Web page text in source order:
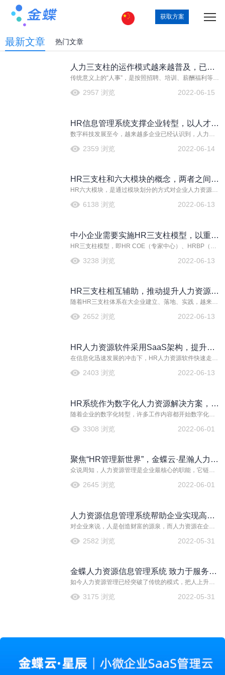
获取方案
最新文章 热门文章
人力三支柱的运作模式越来越普及，已成
为潮流
传统意义上的“人事”，是按照招聘、培训、薪酬福利等职
业务，企业中层员工难以获得人力资源从业者的支持，
转型与变革势在必行。于是，致力人力资源变革的戴夫·
尤里奇提出了人力资源部门变革的人力三支柱的概念。
2022-06-15
2957 浏览
HR信息管理系统支撑企业转型，以人才治
理迎接未来挑战
数字科技发展至今，越来越多企业已经认识到，人力资
大潮中将是不可忽视的重要领域。人力资源数字化转
的作用。
2022-06-14
2359 浏览
HR三支柱和六大模块的概念，两者之间的
关系？
HR六大模块，是通过模块划分的方式对企业人力资源管
源规划、招聘与配置、培训与开发、绩效管理、薪酬福
2022-06-13
6138 浏览
中小企业需要实施HR三支柱模型，以重新
定义人力资源部
HR三支柱模型，即HR COE（专家中心）、HRBP（人
有效的分工与协助，确保人力资源管理工作顺利开展。
造，让HR更好地为组织创造价值。
2022-06-13
3238 浏览
HR三支柱相互辅助，推动提升人力资源业
务管理绩效水平
随着HR三支柱体系在大企业建立、落地、实践，越来越
多数人来说，对HR三支柱的理解只停留在概念或者企业
出。他整理出人力资源领域专家（HRCOE）、人力资源
业务合作伙伴（HRBP）以及人力资源共享服务中心
2022-06-13
2652 浏览
HR人力资源软件采用SaaS架构，提升人
力资源管理效力
在信息化迅速发展的冲击下，HR人力资源软件快速走向
能。从过往的历程来看，HR人力资源软件发展大致经历
作，开发简便，操作也较为容易，但是时常需要升级应
用程序，程序维护较为困难。
2022-06-13
2403 浏览
HR系统作为数字化人力资源解决方案，帮
助企业解决大量管理问题
随着企业的数字化转型，许多工作内容都开始数字化、
（简称HR系统）为企业赋能。
2022-06-01
3308 浏览
聚焦“HR管理新世界”，金蝶云·星瀚人力云
带来八大创新
众说周知，人力资源管理是企业最核心的职能，它链接
程度的关键因素之一。多年来，金蝶平台在人力资源上
2022-06-01
2645 浏览
人力资源信息管理系统帮助企业实现高效
发展
对企业来说，人是创造财富的源泉，而人力资源在企业
的岗位，也是连接企业与员工之间的桥梁。2022-05-31
2582 浏览
金蝶人力资源信息管理系统 致力于服务企
业级整体解决方案
如今人力资源管理已经突破了传统的模式，把人上升到
效管理和配置，构建一个有效的人力资源管理平台和体
2022-05-31
3175 浏览